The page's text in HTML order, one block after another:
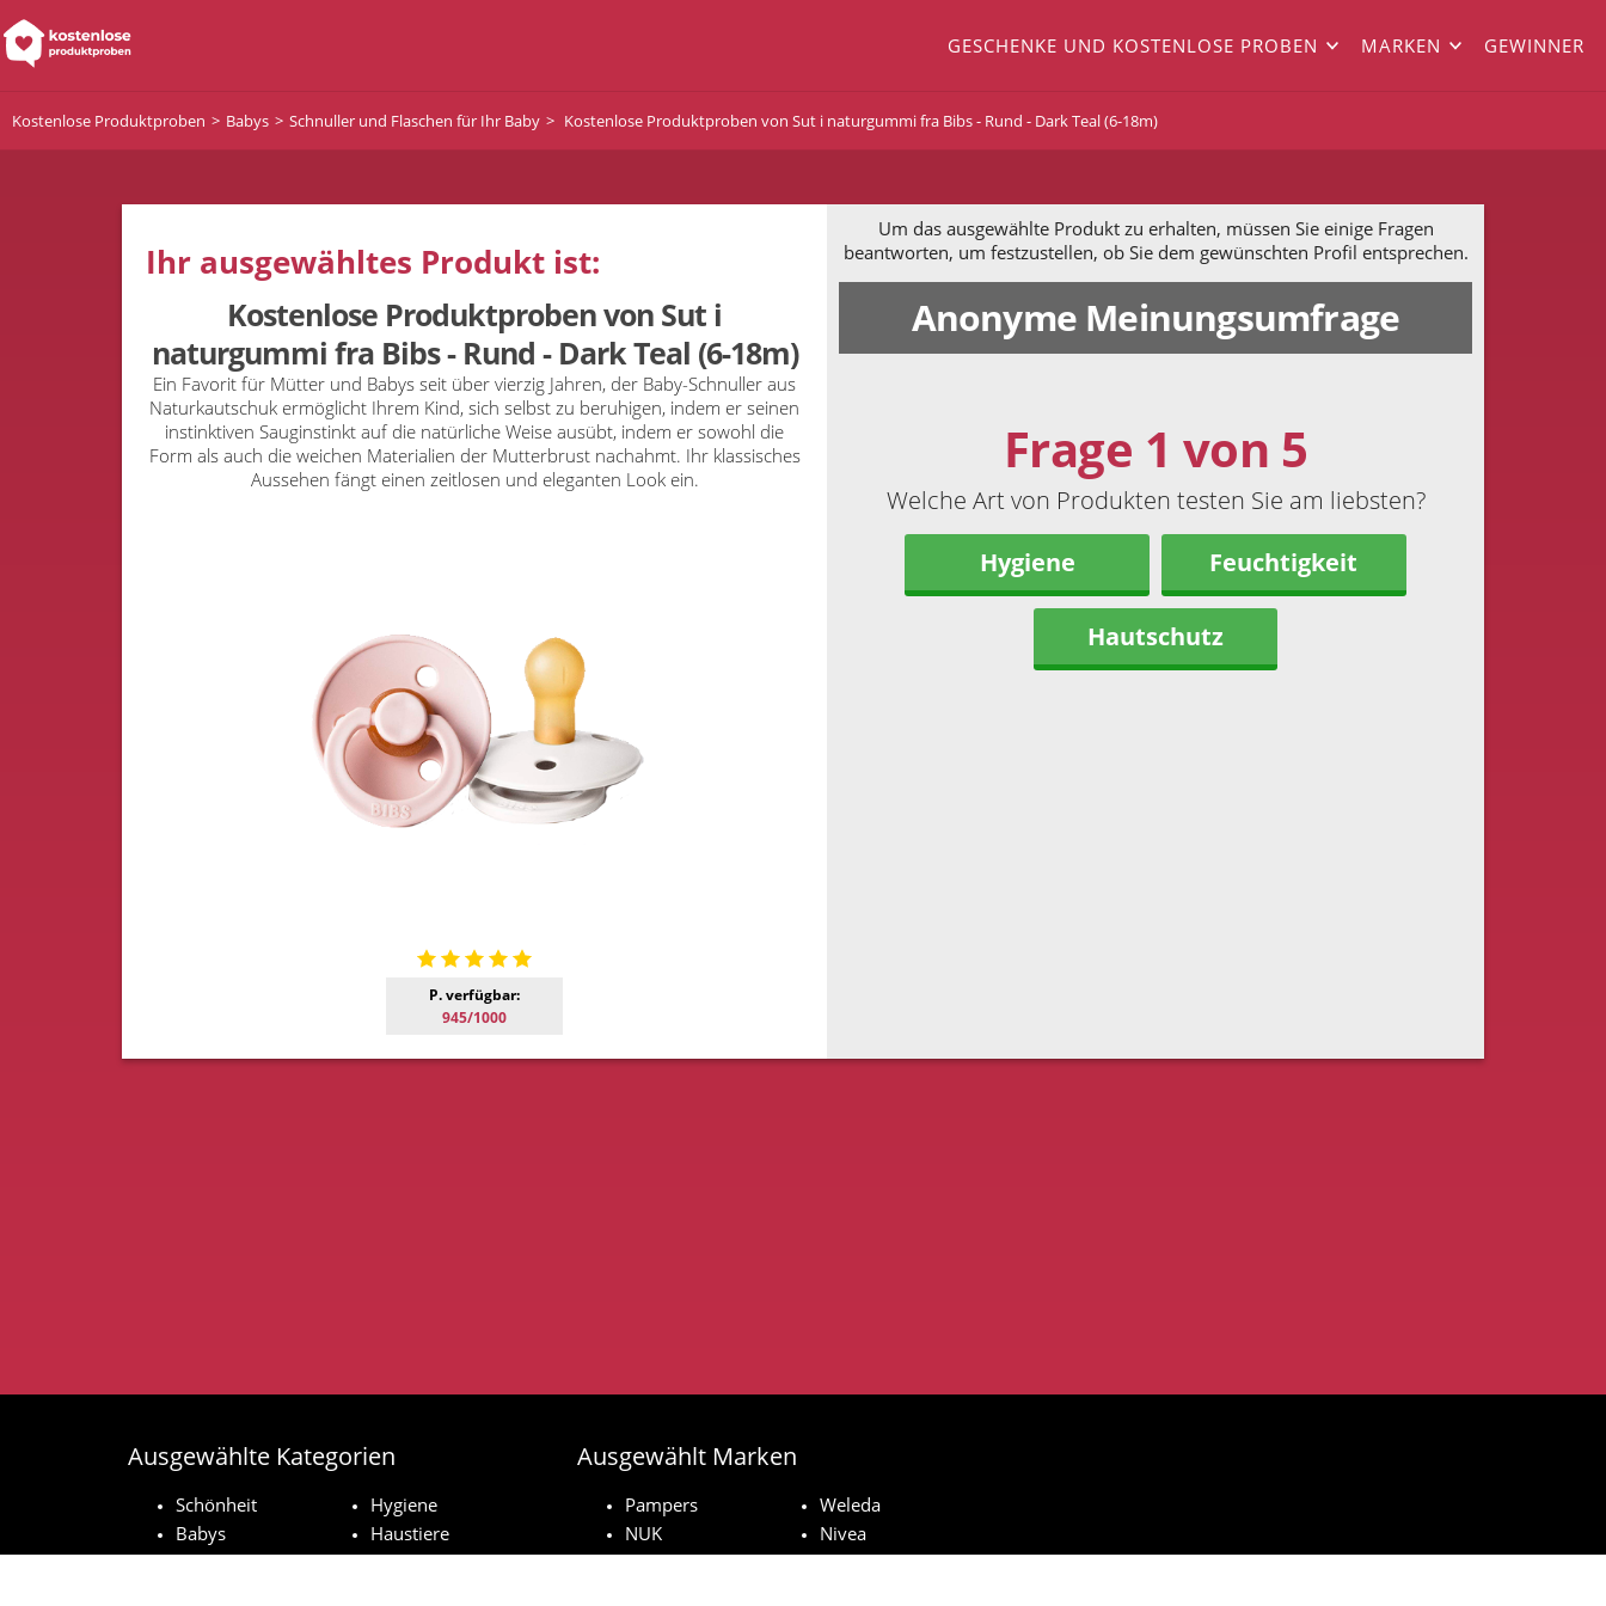
GESCHENKE UND KOSTENLOSE PROBEN MARKEN GEWINNER
Kostenlose Produktproben Babys Schnuller und Flaschen für Ihr Baby Kostenlose Produktproben von Sut i naturgummi fra Bibs - Rund - Dark Teal (6-18m)
Ihr ausgewähltes Produkt ist:
Kostenlose Produktproben von Sut i
naturgummi fra Bibs - Rund - Dark Teal (6-18m)
Ein Favorit für Mütter und Babys seit über vierzig Jahren, der Baby-Schnuller aus
Naturkautschuk ermöglicht Ihrem Kind, sich selbst zu beruhigen, indem er seinen
instinktiven Sauginstinkt auf die natürliche Weise ausübt, indem er sowohl die
Form als auch die weichen Materialien der Mutterbrust nachahmt. Ihr klassisches
Aussehen fängt einen zeitlosen und eleganten Look ein.
P. verfügbar:
945/1000
Anonyme Meinungsumfrage
Um das ausgewählte Produkt zu erhalten, müssen Sie einige Fragen
beantworten, um festzustellen, ob Sie dem gewünschten Profil entsprechen.
Frage 1 von 5
Welche Art von Produkten testen Sie am liebsten?
Hygiene
Feuchtigkeit
Hautschutz
Ausgewählte Kategorien
Schönheit
Hygiene
Babys
Haustiere
Haushaltsprodukte
Ausgewählt Marken
Pampers
Weleda
NUK
Nivea
Royal Canin